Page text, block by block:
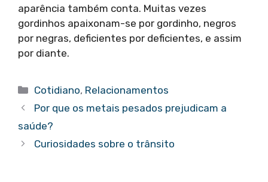
aparência também conta. Muitas vezes
gordinhos apaixonam-se por gordinho, negros
por negras, deficientes por deficientes, e assim
por diante.
Categorias
Cotidiano, Relacionamentos
Por que os metais pesados prejudicam a
saúde?
Curiosidades sobre o trânsito